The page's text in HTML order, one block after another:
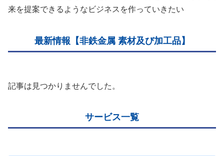
来を提案できるようなビジネスを作っていきたい
最新情報【非鉄金属 素材及び加工品】
記事は見つかりませんでした。
サービス一覧